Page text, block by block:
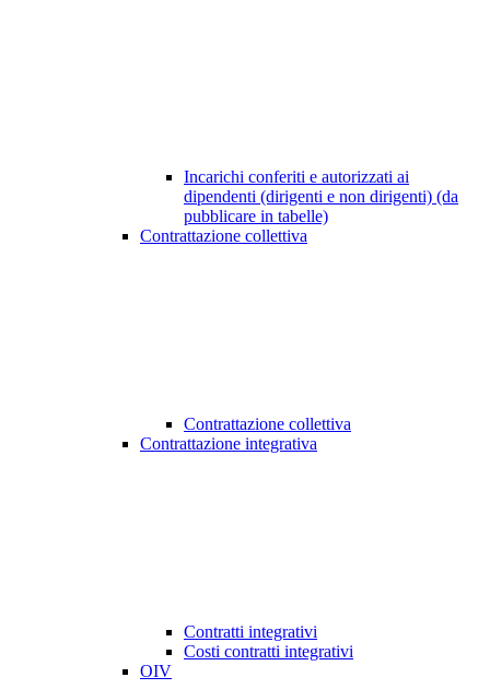
Incarichi conferiti e autorizzati ai
dipendenti (dirigenti e non dirigenti) (da
pubblicare in tabelle)
Contrattazione collettiva
Contrattazione collettiva
Contrattazione integrativa
Contratti integrativi
Costi contratti integrativi
OIV